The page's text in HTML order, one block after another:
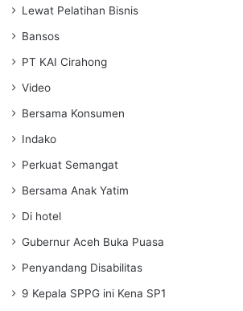
Lewat Pelatihan Bisnis
Bansos
PT KAI Cirahong
Video
Bersama Konsumen
Indako
Perkuat Semangat
Bersama Anak Yatim
Di hotel
Gubernur Aceh Buka Puasa
Penyandang Disabilitas
9 Kepala SPPG ini Kena SP1